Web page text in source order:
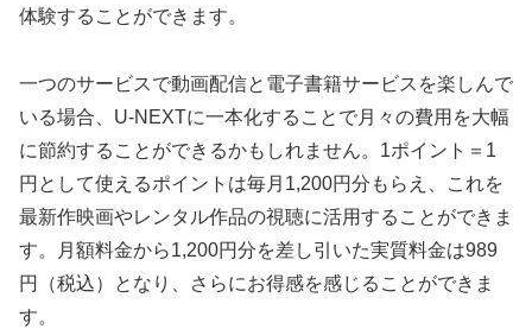
体験することができます。
一つのサービスで動画配信と電子書籍サービスを楽しんで
いる場合、U-NEXTに一本化することで月々の費用を大幅
に節約することができるかもしれません。1ポイント＝1
円として使えるポイントは毎月1,200円分もらえ、これを
最新作映画やレンタル作品の視聴に活用することができま
す。月額料金から1,200円分を差し引いた実質料金は989
円（税込）となり、さらにお得感を感じることができま
す。